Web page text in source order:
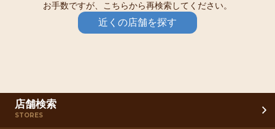
お手数ですが、こちらから再検索してください。
近くの店舗を探す
店舗検索
STORES